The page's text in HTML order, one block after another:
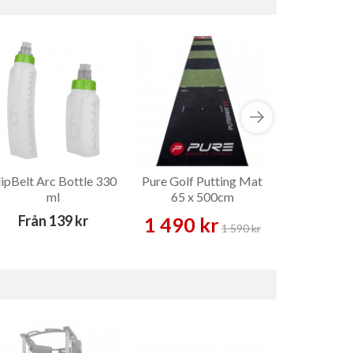
Arc Bottle 330
ml
Från 139 kr
Pure Golf Putting Mat
65 x 500cm
1 490 kr1 590 kr